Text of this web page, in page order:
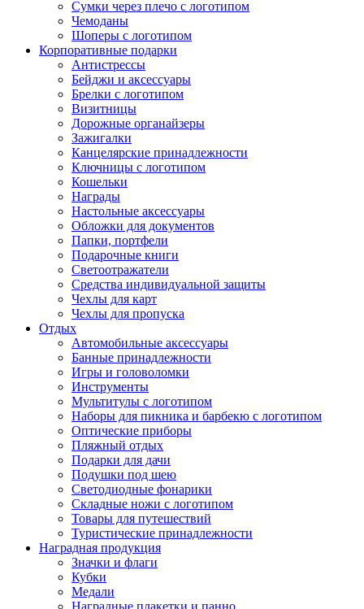
Сумки через плечо с логотипом
Чемоданы
Шоперы с логотипом
Корпоративные подарки
Антистрессы
Бейджи и аксессуары
Брелки с логотипом
Визитницы
Дорожные органайзеры
Зажигалки
Канцелярские принадлежности
Ключницы с логотипом
Кошельки
Награды
Настольные аксессуары
Обложки для документов
Папки, портфели
Подарочные книги
Светоотражатели
Средства индивидуальной защиты
Чехлы для карт
Чехлы для пропуска
Отдых
Автомобильные аксессуары
Банные принадлежности
Игры и головоломки
Инструменты
Мультитулы с логотипом
Наборы для пикника и барбекю с логотипом
Оптические приборы
Пляжный отдых
Подарки для дачи
Подушки под шею
Светодиодные фонарики
Складные ножи с логотипом
Товары для путешествий
Туристические принадлежности
Наградная продукция
Значки и флаги
Кубки
Медали